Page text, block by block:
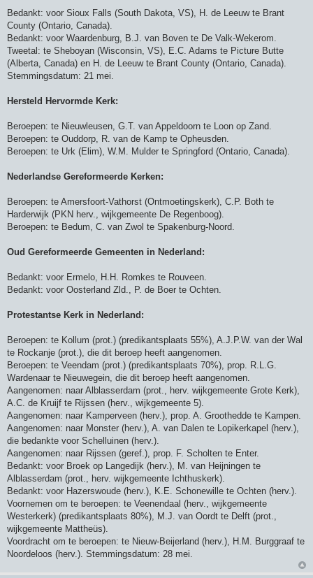
Bedankt: voor Sioux Falls (South Dakota, VS), H. de Leeuw te Brant
County (Ontario, Canada).
Bedankt: voor Waardenburg, B.J. van Boven te De Valk-Wekerom.
Tweetal: te Sheboyan (Wisconsin, VS), E.C. Adams te Picture Butte
(Alberta, Canada) en H. de Leeuw te Brant County (Ontario, Canada).
Stemmingsdatum: 21 mei.
Hersteld Hervormde Kerk:
Beroepen: te Nieuwleusen, G.T. van Appeldoorn te Loon op Zand.
Beroepen: te Ouddorp, R. van de Kamp te Opheusden.
Beroepen: te Urk (Elim), W.M. Mulder te Springford (Ontario, Canada).
Nederlandse Gereformeerde Kerken:
Beroepen: te Amersfoort-Vathorst (Ontmoetingskerk), C.P. Both te
Harderwijk (PKN herv., wijkgemeente De Regenboog).
Beroepen: te Bedum, C. van Zwol te Spakenburg-Noord.
Oud Gereformeerde Gemeenten in Nederland:
Bedankt: voor Ermelo, H.H. Romkes te Rouveen.
Bedankt: voor Oosterland Zld., P. de Boer te Ochten.
Protestantse Kerk in Nederland:
Beroepen: te Kollum (prot.) (predikantsplaats 55%), A.J.P.W. van der Wal
te Rockanje (prot.), die dit beroep heeft aangenomen.
Beroepen: te Veendam (prot.) (predikantsplaats 70%), prop. R.L.G.
Wardenaar te Nieuwegein, die dit beroep heeft aangenomen.
Aangenomen: naar Alblasserdam (prot., herv. wijkgemeente Grote Kerk),
A.C. de Kruijf te Rijssen (herv., wijkgemeente 5).
Aangenomen: naar Kamperveen (herv.), prop. A. Groothedde te Kampen.
Aangenomen: naar Monster (herv.), A. van Dalen te Lopikerkapel (herv.),
die bedankte voor Schelluinen (herv.).
Aangenomen: naar Rijssen (geref.), prop. F. Scholten te Enter.
Bedankt: voor Broek op Langedijk (herv.), M. van Heijningen te
Alblasserdam (prot., herv. wijkgemeente Ichthuskerk).
Bedankt: voor Hazerswoude (herv.), K.E. Schonewille te Ochten (herv.).
Voornemen om te beroepen: te Veenendaal (herv., wijkgemeente
Westerkerk) (predikantsplaats 80%), M.J. van Oordt te Delft (prot.,
wijkgemeente Mattheüs).
Voordracht om te beroepen: te Nieuw-Beijerland (herv.), H.M. Burggraaf te
Noordeloos (herv.). Stemmingsdatum: 28 mei.